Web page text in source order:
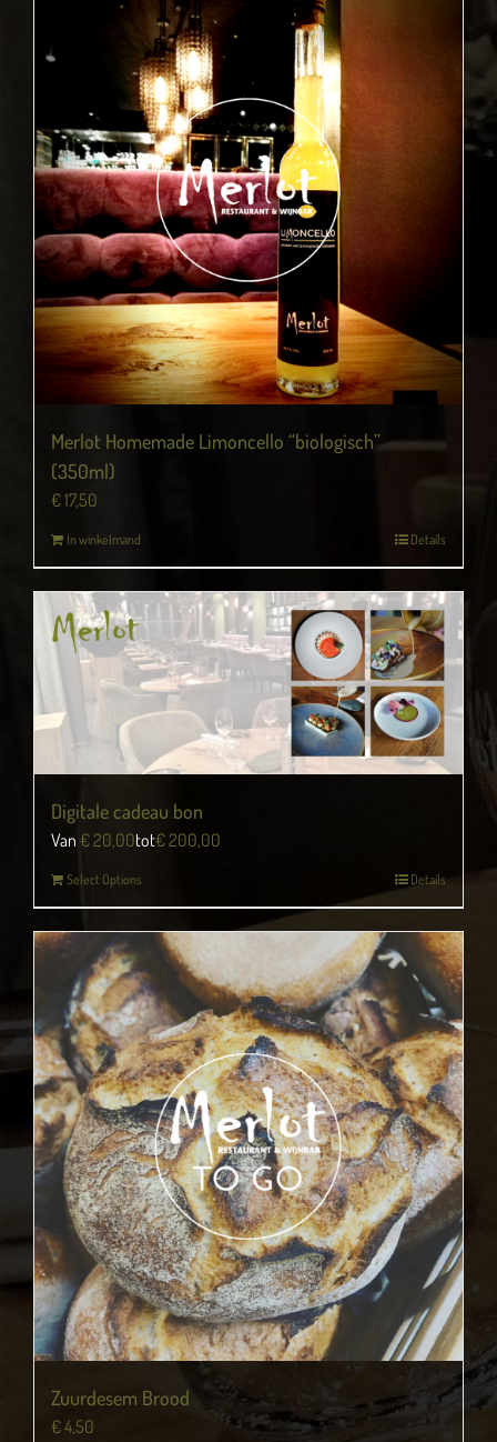
Merlot Homemade Limoncello “biologisch”
(350ml)
€17,50
In winkelmand Details
Digitale cadeau bon
Van €20,00tot€200,00
Select Options Details
Zuurdesem Brood
€4,50